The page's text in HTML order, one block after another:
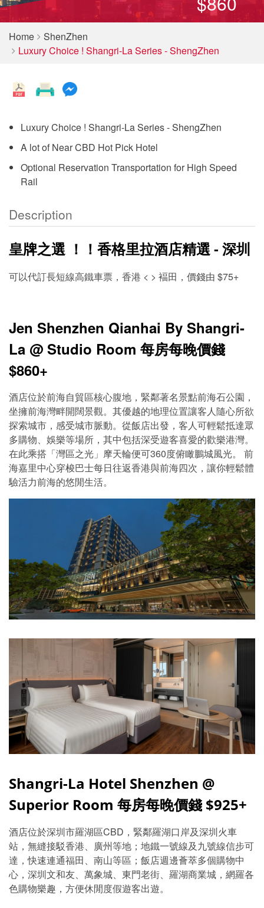
Home
ShenZhen
Luxury Choice ! Shangri-La Series - ShengZhen
Luxury Choice ! Shangri-La Series - ShengZhen
A lot of Near CBD Hot Pick Hotel
Optional Reservation Transportation for High Speed
Rail
Description
皇牌之選 ！！香格里拉酒店精選 - 深圳
可以代訂長短線高鐵車票，香港 < > 褔田，價錢由 $75+
Jen Shenzhen Qianhai By Shangri-
La @ Studio Room 每房每晚價錢
$860+
酒店位於前海自貿區核心腹地，緊鄰著名景點前海石公園，
坐擁前海灣畔開闊景觀。其優越的地理位置讓客人隨心所欲
探索城市，感受城市脈動。從飯店出發，客人可輕鬆抵達眾
多購物、娛樂等場所，其中包括深受遊客喜愛的歡樂港灣。
在此乘搭「灣區之光」摩天輪便可360度俯瞰鵬城風光。 前
海嘉里中心穿梭巴士每日往返香港與前海四次，讓你輕鬆體
驗活力前海的悠閒生活。
Shangri-La Hotel Shenzhen @
Superior Room 每房每晚價錢 $925+
酒店位於深圳市羅湖區CBD，緊鄰羅湖口岸及深圳火車
站，無縫接駁香港、廣州等地；地鐵一號線及九號線信步可
達，快速連通福田、南山等區；飯店週邊薈萃多個購物中
心，深圳文和友、萬象城、東門老街、羅湖商業城，網羅各
色購物樂趣，方便休閒度假遊客出遊。